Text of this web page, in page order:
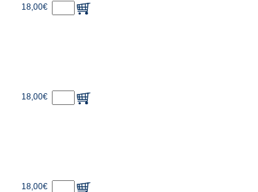
18,00€
18,00€
18,00€